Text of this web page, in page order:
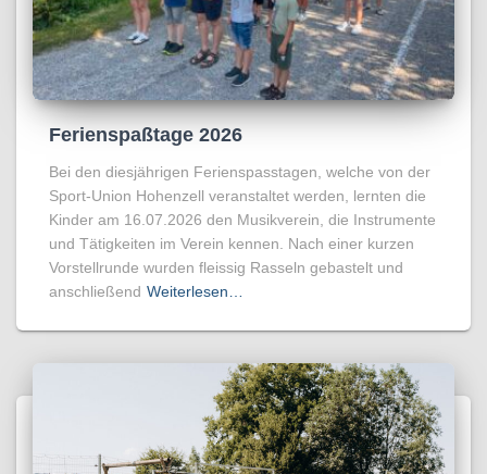
Ferienspaßtage 2026
Bei den diesjährigen Ferienspasstagen, welche von der
Sport-Union Hohenzell veranstaltet werden, lernten die
Kinder am 16.07.2026 den Musikverein, die Instrumente
und Tätigkeiten im Verein kennen. Nach einer kurzen
Vorstellrunde wurden fleissig Rasseln gebastelt und
anschließend Weiterlesen…